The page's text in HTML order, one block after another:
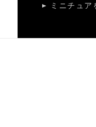
ミニチュア